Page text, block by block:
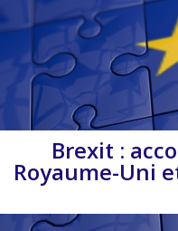
Brexit :
Royaume-Uni